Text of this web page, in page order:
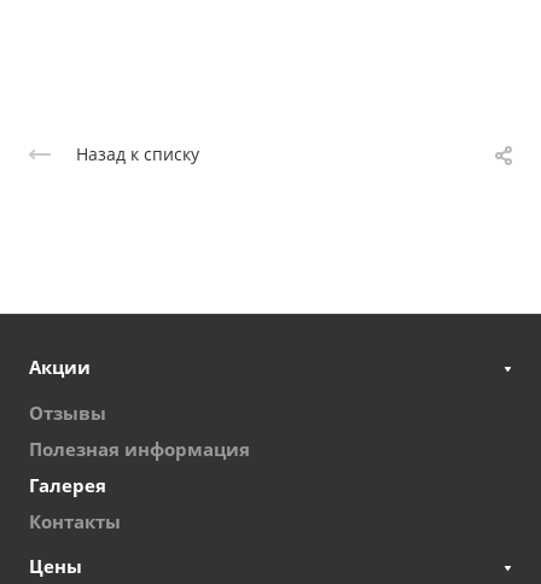
Назад к списку
Акции
Отзывы
Полезная информация
Галерея
Контакты
Цены